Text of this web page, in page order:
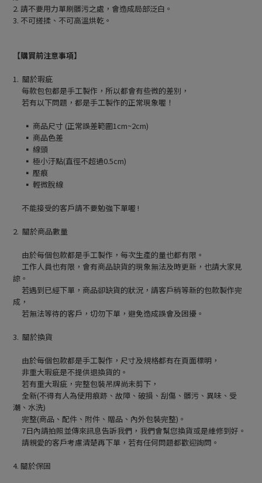
2. 請不要用力單刷髒污之處，會造成局部泛白。
3. 不可搓揉、不可高溫烘乾。
【購買前注意事項】
1. 關於瑕疵
每款包包都是手工製作，所以都會有些微的差別，
若有以下問題，都是手工製作的正常現象喔！
▪ 商品尺寸 (正常誤差範圍1cm~2cm)
▪ 商品色差
▪ 線頭
▪ 極小汙點(直徑不超過0.5cm)
▪ 壓痕
▪ 輕微脫線
不能接受的客戶請不要勉強下單喔 !
2. 關於商品數量
由於每個包款都是手工製作，每次生產的量也都有限。
工作人員也有限，會有商品缺貨的現象無法及時更新，也請大家見
諒。
若遇到已經下單，商品卻缺貨的狀況，請客戶稍等新的包款製作完
成，
若無法等待的客戶，切勿下單，避免造成誤會及困擾。
3. 關於換貨
由於每個包款都是手工製作，尺寸及規格都有在頁面標明，
非重大瑕疵是不提供退換貨的。
若有重大瑕疵，完整包裝吊牌尚未剪下，
全新(不得有人為使用痕跡、故障、破損、刮傷、髒污、異味、受
潮、水洗)
完整(商品、配件、附件、贈品、內外包裝完整)。
7日內請拍照並傳來訊息告訴我們，我們會幫您換貨或是維修到好。
請親愛的客戶考慮清楚再下單，若有任何問題都歡迎詢問。
4. 關於保固